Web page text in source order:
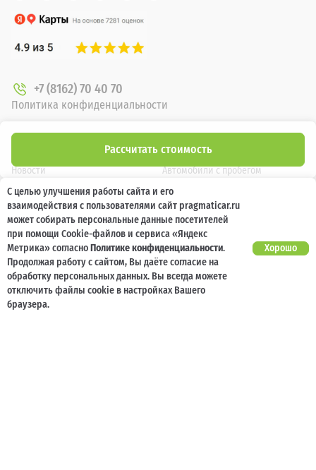
Рассчитать стоимость
+7 (8162) 70 40 70
Политика конфиденциальности
Новости
Отзывы клиентов
Наша команда
Карьера
Новые автомобили
Автомобили с пробегом
Выкуп
Акции
Кузовной ремонт
Спецпредложения
Услуги
Блог
С целью улучшения работы сайта и его
взаимодействия с пользователями сайт pragmaticar.ru
может собирать персональные данные посетителей
при помощи Cookie-файлов и сервиса «Яндекс
Метрика» согласноПолитике конфиденциальности.
Продолжая работу с сайтом, Вы даёте согласие на
обработку персональных данных. Вы всегда можете
отключить файлы cookie в настройках Вашего
браузера.
Хорошо